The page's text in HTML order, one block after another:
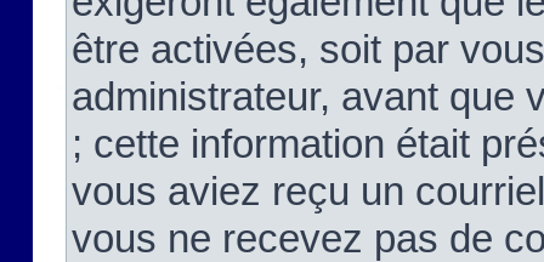
être activées, soit par
administrateur, avant que
; cette information était
vous aviez reçu un
vous ne recevez pas de